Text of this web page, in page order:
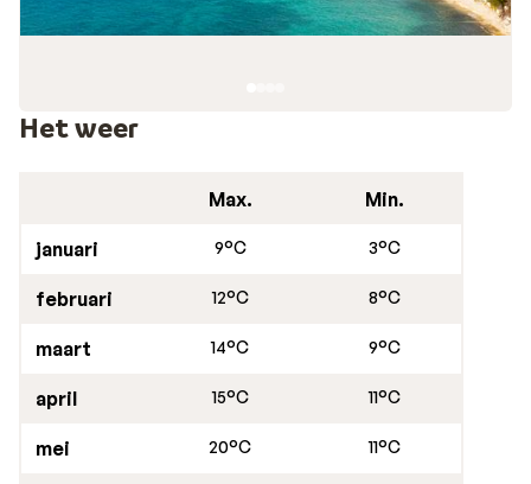
Het weer
Max. Min.
januari 9°C 3°C
februari 12°C 8°C
maart 14°C 9°C
april 15°C 11°C
mei 20°C 11°C